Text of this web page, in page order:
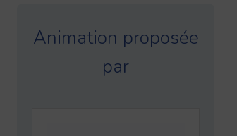
Animation proposée
par